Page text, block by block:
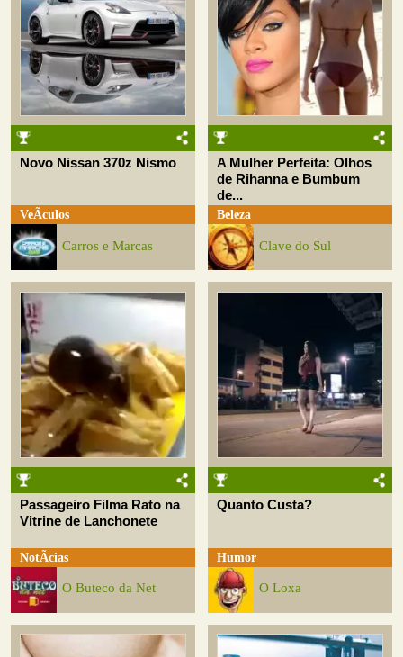
Novo Nissan 370z Nismo
VeÃ­culos
Carros e Marcas
A Mulher Perfeita: Olhos
de Rihanna e Bumbum
de...
Beleza
Clave do Sul
Passageiro Filma Rato na
Vitrine de Lanchonete
NotÃ­cias
O Buteco da Net
Quanto Custa?
Humor
O Loxa